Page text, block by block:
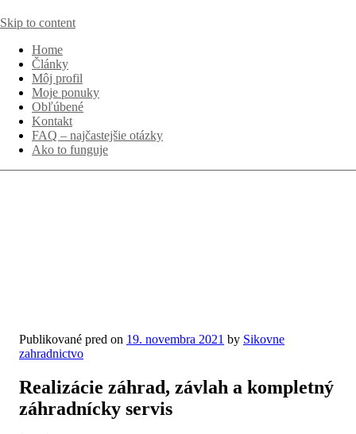
Skip to content
Home
Články
Môj profil
Moje ponuky
Obľúbené
Kontakt
FAQ – najčastejšie otázky
Ako to funguje
Publikované pred on 19. novembra 2021 by Sikovne
zahradnictvo
Realizácie záhrad, závlah a kompletný
záhradnícky servis